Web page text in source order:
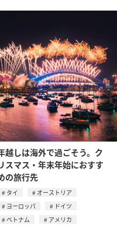
越しは海外で過ごそう。ク
スマス・年末年始におすす
の旅行先
タイ
オーストリア
ヨーロッパ
ドイツ
ベトナム
アメリカ